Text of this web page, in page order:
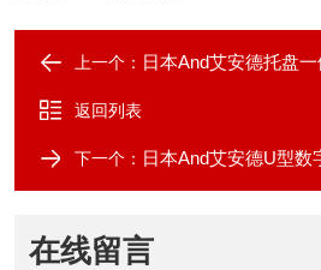
上一个： 日本And艾安德托盘
返回列表
下一个： 日本And艾安德U型数
在线留言